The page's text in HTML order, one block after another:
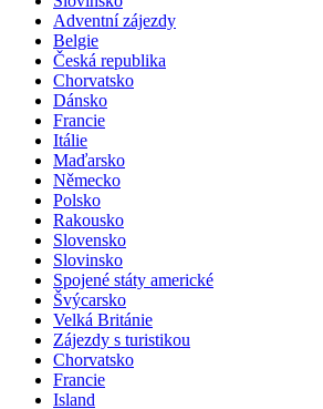
Adventní zájezdy
Belgie
Česká republika
Chorvatsko
Dánsko
Francie
Itálie
Maďarsko
Německo
Polsko
Rakousko
Slovensko
Slovinsko
Spojené státy americké
Švýcarsko
Velká Británie
Zájezdy s turistikou
Chorvatsko
Francie
Island